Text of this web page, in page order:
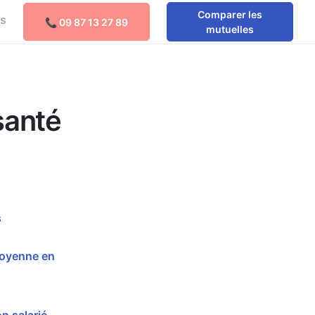
📞 09 87 13 27 89
Comparer les
mutuelles
Comparer les mutuelles
en